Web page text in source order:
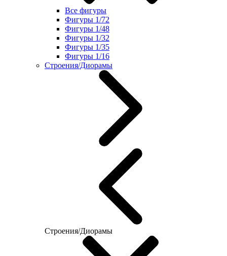
Все фигуры
Фигуры 1/72
Фигуры 1/48
Фигуры 1/32
Фигуры 1/35
Фигуры 1/16
Строения/Диорамы
Строения/Диорамы